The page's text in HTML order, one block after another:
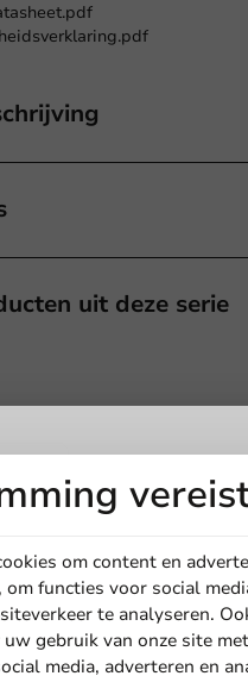
uit deze serie
om content en
om functies voor social
te analyseren.
gebruik van onze site
media, adverteren en
5%
korting
je aan voor
nieuwsbrief!